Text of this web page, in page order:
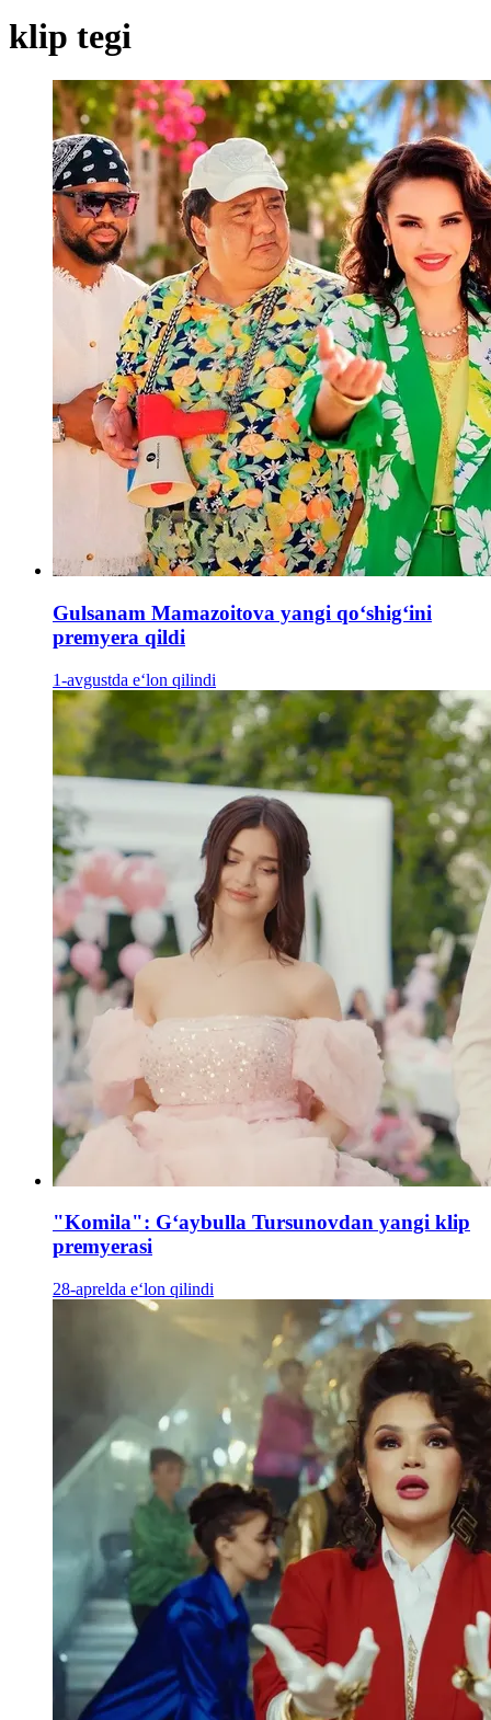
klip tegi
Gulsanam Mamazoitova yangi qo‘shig‘ini
premyera qildi
1-avgustda e‘lon qilindi
"Komila": Gʻaybulla Tursunovdan yangi klip
premyerasi
28-aprelda e‘lon qilindi